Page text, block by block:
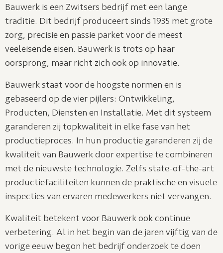
Bauwerk is een Zwitsers bedrijf met een lange
traditie. Dit bedrijf produceert sinds 1935 met grote
zorg, precisie en passie parket voor de meest
veeleisende eisen. Bauwerk is trots op haar
oorsprong, maar richt zich ook op innovatie.
Bauwerk staat voor de hoogste normen en is
gebaseerd op de vier pijlers: Ontwikkeling,
Producten, Diensten en Installatie. Met dit systeem
garanderen zij topkwaliteit in elke fase van het
productieproces. In hun productie garanderen zij de
kwaliteit van Bauwerk door expertise te combineren
met de nieuwste technologie. Zelfs state-of-the-art
productiefaciliteiten kunnen de praktische en visuele
inspecties van ervaren medewerkers niet vervangen.
Kwaliteit betekent voor Bauwerk ook continue
verbetering. Al in het begin van de jaren vijftig van de
vorige eeuw begon het bedrijf onderzoek te doen